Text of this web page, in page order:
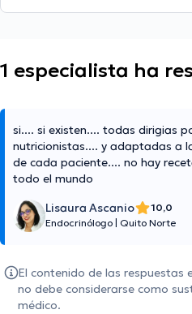
1 especialista ha
si.... si existen.... todas dirigias
nutricionistas.... y adaptadas a
de cada paciente.... no hay
todo el mundo
Lisaura Ascanio
10,0
Endocrinólogo Quito Norte
El contenido de las
no debe considerarse como
médico.